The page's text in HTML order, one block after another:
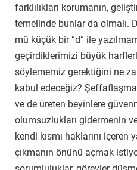
farklılıkları korumanın,
temelinde bunlar da olmalı.
mü küçük bir “d” ile
geçirdiklerimizi büyük
söylememiz gerektiğini ne
kabul edeceğiz?
ve de üreten beyinlere
olumsuzlukları gidermenin
kendi kısmı haklarını
çıkmanın önünü açmak